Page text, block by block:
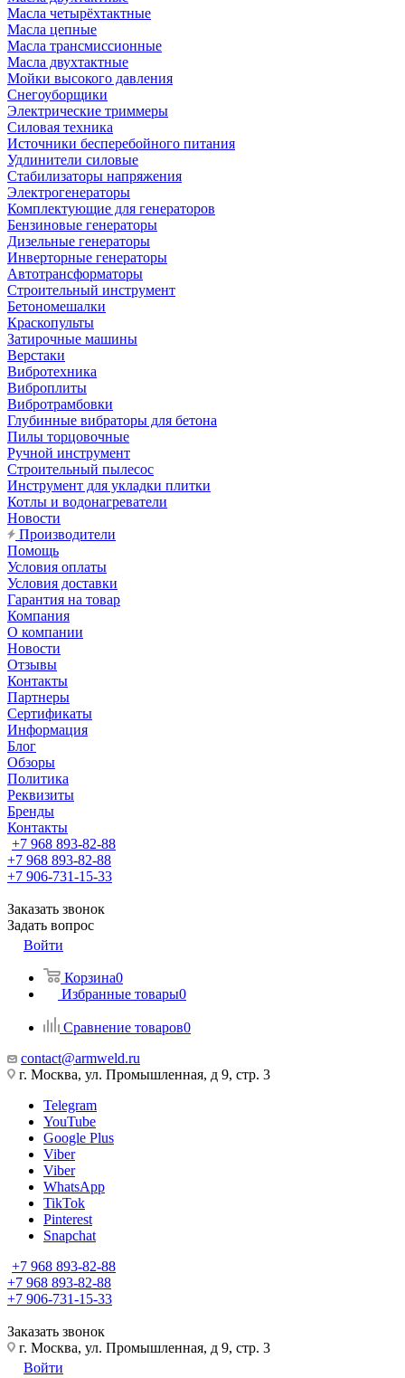
Масла четырёхтактные
Масла цепные
Масла трансмиссионные
Масла двухтактные
Мойки высокого давления
Снегоуборщики
Электрические триммеры
Силовая техника
Источники бесперебойного питания
Удлинители силовые
Стабилизаторы напряжения
Электрогенераторы
Комплектующие для генераторов
Бензиновые генераторы
Дизельные генераторы
Инверторные генераторы
Автотрансформаторы
Строительный инструмент
Бетономешалки
Краскопульты
Затирочные машины
Верстаки
Вибротехника
Виброплиты
Вибротрамбовки
Глубинные вибраторы для бетона
Пилы торцовочные
Ручной инструмент
Строительный пылесос
Инструмент для укладки плитки
Котлы и водонагреватели
Новости
Производители
Помощь
Условия оплаты
Условия доставки
Гарантия на товар
Компания
О компании
Новости
Отзывы
Контакты
Партнеры
Сертификаты
Информация
Блог
Обзоры
Политика
Реквизиты
Бренды
Контакты
+7 968 893-82-88
+7 968 893-82-88
+7 906-731-15-33
Заказать звонок
Задать вопрос
Войти
Корзина0
Избранные товары0
Сравнение товаров0
contact@armweld.ru
г. Москва, ул. Промышленная, д 9, стр. 3
Telegram
YouTube
Google Plus
Viber
Viber
WhatsApp
TikTok
Pinterest
Snapchat
+7 968 893-82-88
+7 968 893-82-88
+7 906-731-15-33
Заказать звонок
г. Москва, ул. Промышленная, д 9, стр. 3
Войти